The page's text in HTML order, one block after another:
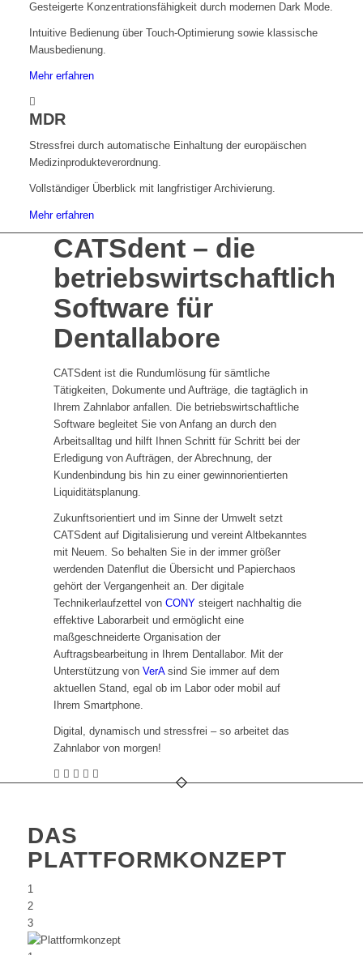
Gesteigerte Konzentrationsfähigkeit durch modernen Dark Mode.
Intuitive Bedienung über Touch-Optimierung sowie klassische
Mausbedienung.
Mehr erfahren
MDR
Stressfrei durch automatische Einhaltung der europäischen
Medizinprodukteverordnung.
Vollständiger Überblick mit langfristiger Archivierung.
Mehr erfahren
CATSdent – die
betriebswirtschaftliche
Software für
Dentallabore
CATSdent ist die Rundumlösung für sämtliche
Tätigkeiten, Dokumente und Aufträge, die tagtäglich in
Ihrem Zahnlabor anfallen. Die betriebswirtschaftliche
Software begleitet Sie von Anfang an durch den
Arbeitsalltag und hilft Ihnen Schritt für Schritt bei der
Erledigung von Aufträgen, der Abrechnung, der
Kundenbindung bis hin zu einer gewinnorientierten
Liquiditätsplanung.
Zukunftsorientiert und im Sinne der Umwelt setzt
CATSdent auf Digitalisierung und vereint Altbekanntes
mit Neuem. So behalten Sie in der immer größer
werdenden Datenflut die Übersicht und Papierchaos
gehört der Vergangenheit an. Der digitale
Technikerlaufzettel von CONYsteigert nachhaltig die
effektive Laborarbeit und ermöglicht eine
maßgeschneiderte Organisation der
Auftragsbearbeitung in Ihrem Dentallabor. Mit der
Unterstützung von VerAsind Sie immer auf dem
aktuellen Stand, egal ob im Labor oder mobil auf
Ihrem Smartphone.
Digital, dynamisch und stressfrei – so arbeitet das
Zahnlabor von morgen!
DAS
PLATTFORMKONZEPT
1
2
3